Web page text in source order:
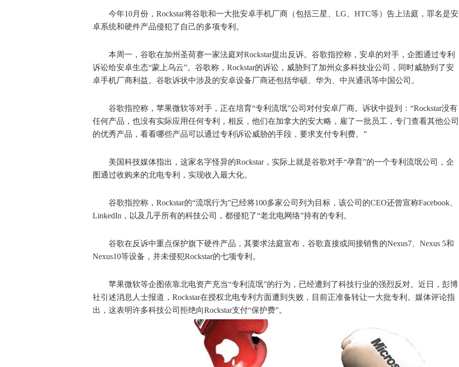
今年10月份，Rockstar将谷歌和一大批安卓手机厂商（包括三星、LG、HTC等）告上法庭，罪名是安
卓系统和硬件产品侵犯了自己的多项专利。
本周一，谷歌在加州圣荷赛一家法庭对Rockstar提出反诉。谷歌指控称，安卓的对手，企图通过专利
诉讼给安卓生态“蒙上乌云”。谷歌称，Rockstar的诉讼，威胁到了加州众多科技业公司，同时威胁到了安
卓手机厂商利益。谷歌诉状中涉及的安卓设备厂商还包括华硕、华为、中兴通讯等中国公司。
谷歌指控称，苹果微软等对手，正在培育“专利流氓”公司对付安卓厂商。诉状中提到：“Rockstar没有
任何产品，也没有实际应用任何专利，相反，他们在加拿大的安大略，雇了一批员工，专门查看其他公司
的优秀产品，看看哪些产品可以通过专利诉讼威胁的手段，要求支付专利费。”
美国科技媒体指出，这家名字怪异的Rockstar，实际上就是谷歌对手“孕育”的一个专利流氓公司，企
图通过收购来的北电专利，实现收入最大化。
谷歌指控称，Rockstar的“流氓行为”已经将100多家公司列为目标，该公司的CEO还曾宣称Facebook
LinkedIn，以及几乎所有的科技公司，都侵犯了“老北电网络”持有的专利。
谷歌在反诉中重点保护旗下硬件产品，其要求法庭宣布，谷歌直接或间接销售的Nexus7、Nexus 5和
Nexus10等设备，并未侵犯Rockstar的七项专利。
苹果微软等企图依靠北电资产充当“专利流氓”的行为，已经遭到了科技行业的强烈反对。近日，彭博
社引述消息人士报道，Rockstar在授权北电专利方面遭到失败，目前正准备转让一大批专利。媒体评论指
出，这表明许多科技公司拒绝向Rockstar支付“保护费”。